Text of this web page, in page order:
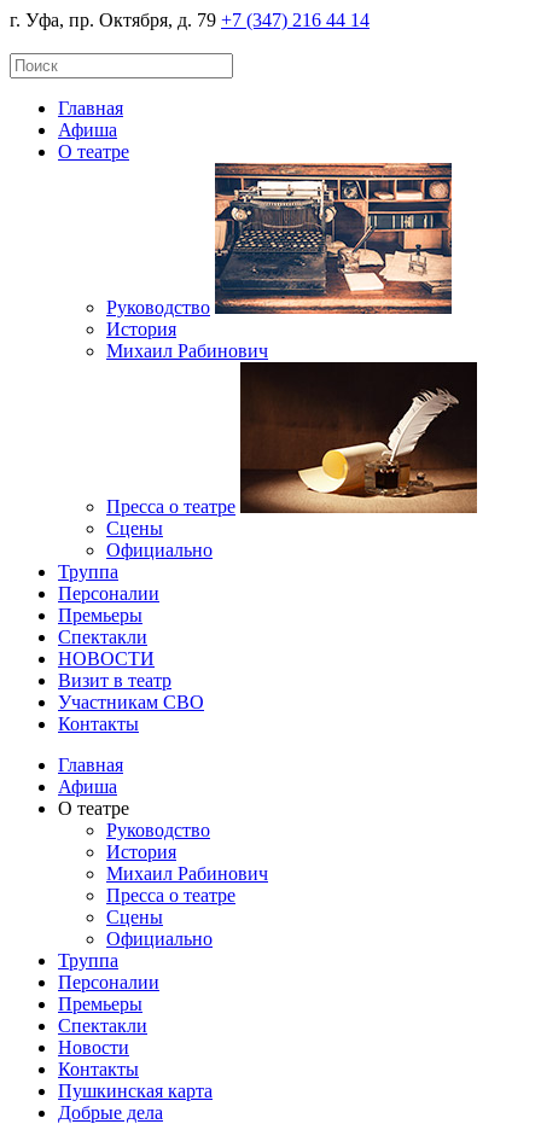
г. Уфа, пр. Октября, д. 79 +7 (347) 216 44 14
Главная
Афиша
О театре
Руководство
История
Михаил Рабинович
Пресса о театре
Сцены
Официально
Труппа
Персоналии
Премьеры
Спектакли
НОВОСТИ
Визит в театр
Участникам СВО
Контакты
Главная
Афиша
О театре
Руководство
История
Михаил Рабинович
Пресса о театре
Сцены
Официально
Труппа
Персоналии
Премьеры
Спектакли
Новости
Контакты
Пушкинская карта
Добрые дела